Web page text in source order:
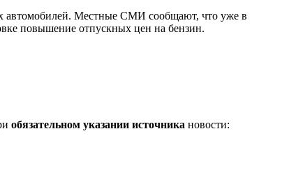
автомобилей. Местные СМИ сообщают, что уже в
повышение отпускных цен на бензин.
обязательном указании источника новости: